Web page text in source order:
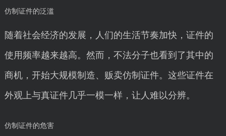
仿制证件的泛滥
随着社会经济的发展，人们的生活节奏加快，证件的
使用频率越来越高。然而，不法分子也看到了其中的
商机，开始大规模制造、贩卖仿制证件。这些证件在
外观上与真证件几乎一模一样，让人难以分辨。
仿制证件的危害